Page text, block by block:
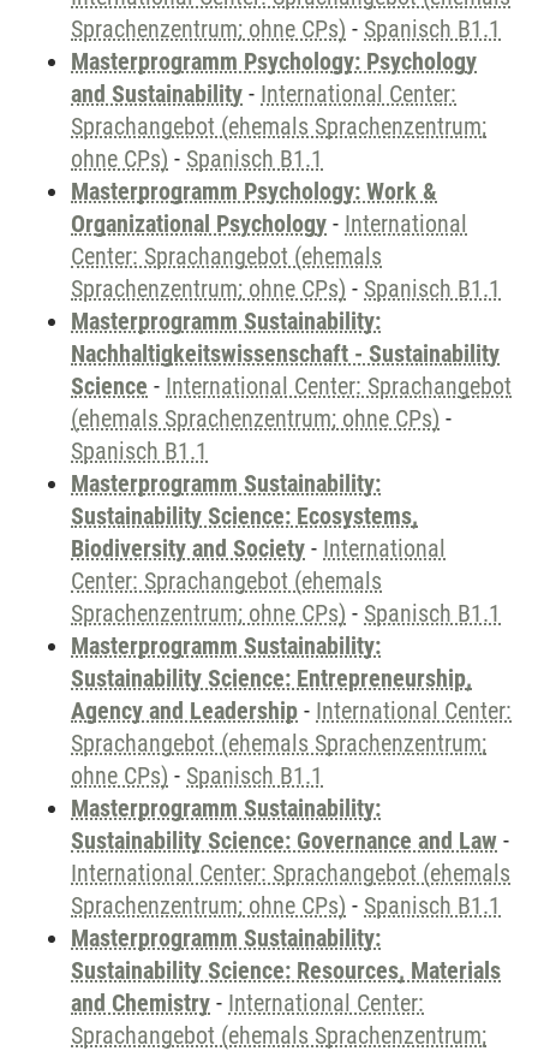
Sprachenzentrum; ohne CPs) - Spanisch B1.1
Masterprogramm Psychology: Psychology
and Sustainability - International Center:
Sprachangebot (ehemals Sprachenzentrum;
ohne CPs) - Spanisch B1.1
Masterprogramm Psychology: Work &
Organizational Psychology - International
Center: Sprachangebot (ehemals
Sprachenzentrum; ohne CPs) - Spanisch B1.1
Masterprogramm Sustainability:
Nachhaltigkeitswissenschaft - Sustainability
Science - International Center: Sprachangebot
(ehemals Sprachenzentrum; ohne CPs) -
Spanisch B1.1
Masterprogramm Sustainability:
Sustainability Science: Ecosystems,
Biodiversity and Society - International
Center: Sprachangebot (ehemals
Sprachenzentrum; ohne CPs) - Spanisch B1.1
Masterprogramm Sustainability:
Sustainability Science: Entrepreneurship,
Agency and Leadership - International Center:
Sprachangebot (ehemals Sprachenzentrum;
ohne CPs) - Spanisch B1.1
Masterprogramm Sustainability:
Sustainability Science: Governance and Law -
International Center: Sprachangebot (ehemals
Sprachenzentrum; ohne CPs) - Spanisch B1.1
Masterprogramm Sustainability:
Sustainability Science: Resources, Materials
and Chemistry - International Center:
Sprachangebot (ehemals Sprachenzentrum;